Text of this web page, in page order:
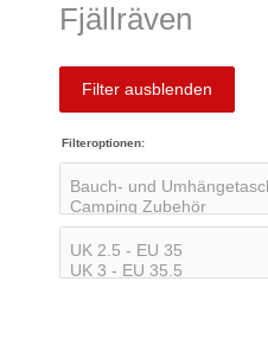
Fjällräven
Filter ausblenden
Filteroptionen: